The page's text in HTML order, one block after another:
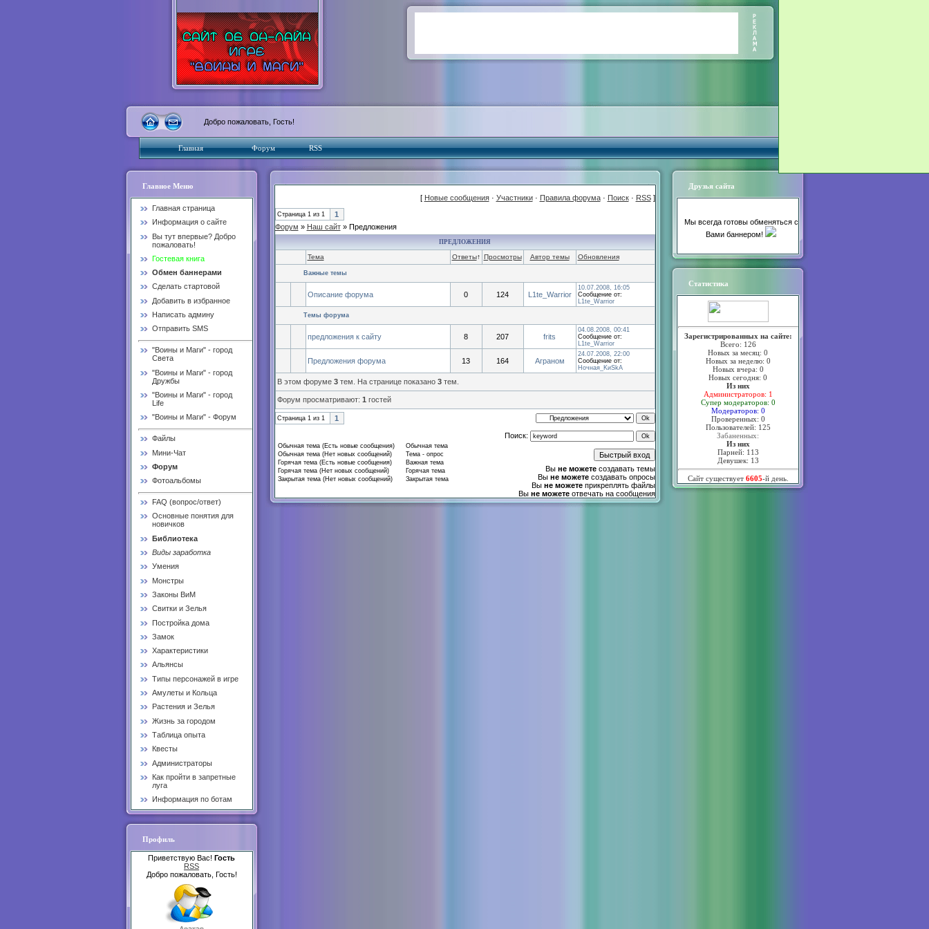
Добро пожаловать, Гость!
Главная Форум RSS
Главное Меню
Главная страница
Информация о сайте
Вы тут впервые? Добро
пожаловать!
Гостевая книга
Обмен баннерами
Сделать стартовой
Добавить в избранное
Написать админу
Отправить SMS
"Воины и Маги" - город
Света
"Воины и Маги" - город
Дружбы
"Воины и Маги" - город
Life
"Воины и Маги" - Форум
Файлы
Мини-Чат
Форум
Фотоальбомы
FAQ (вопрос/ответ)
Основные понятия для
новичков
Библиотека
Виды заработка
Умения
Монстры
Законы ВиМ
Свитки и Зелья
Постройка дома
Замок
Характеристики
Альянсы
Типы персонажей в игре
Амулеты и Кольца
Растения и Зелья
Жизнь за городом
Таблица опыта
Квесты
Администраторы
Как пройти в запретные
луга
Информация по ботам
Профиль
Приветствую Вас! Гость
RSS
Добро пожаловать, Гость!
[ Новые сообщения· Участники· Правила форума· Поиск· RSS]
Страница 1из 1
1
Форум » Наш сайт» Предложения
ПРЕДЛОЖЕНИЯ
Тема Ответы↑ Просмотры Автор темы Обновления
Важные темы
Описание форума 0 124 L1te_Warrior
10.07.2008, 16:05
Сообщение от:
L1te_Warrior
Темы форума
предложения к сайту 8 207 frits
04.08.2008, 00:41
Сообщение от:
L1te_Warrior
Предложения форума 13 164 Аграном
24.07.2008, 22:00
Сообщение от:
Ночная_KиSkА
В этом форуме 3тем. На странице показано 3тем.
Форум просматривают: 1 гостей
Страница 1из 1 1
Обычная тема (Есть новые сообщения)
Обычная тема
Обычная тема (Нет новых сообщений)
Тема - опрос
Горячая тема (Есть новые сообщения)
Важная тема
Горячая тема (Нет новых сообщений)
Горячая тема
Закрытая тема (Нет новых сообщений)
Закрытая тема
Поиск:
Вы не можетесоздавать темы
Вы не можетесоздавать опросы
Вы не можетеприкреплять файлы
Вы не можетеотвечать на сообщения
Друзья сайта
Мы всегда готовы обменяться с
Вами баннером!
Статистика
Зарегистрированных на сайте:
Всего: 126
Новых за месяц: 0
Новых за неделю: 0
Новых вчера: 0
Новых сегодня: 0
Из них
Администраторов: 1
Супер модераторов: 0
Модераторов: 0
Проверенных: 0
Пользователей: 125
Забаненных:
Из них
Парней: 113
Девушек: 13
Сайт существует 6605-й день.